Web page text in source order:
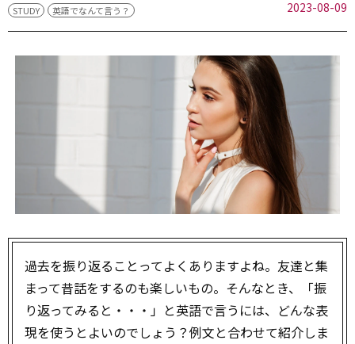
STUDY 英語でなんて言う？ 2023-08-09
過去を振り返ることってよくありますよね。友達と集
まって昔話をするのも楽しいもの。そんなとき、「振
り返ってみると・・・」と英語で言うには、どんな表
現を使うとよいのでしょう？例文と合わせて紹介しま